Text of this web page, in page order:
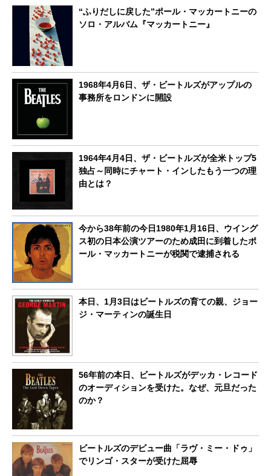
“ふりだしに戻した”ポール・マッカートニーの
ソロ・アルバム『マッカートニー』
1968年4月6日、ザ・ビートルズがアップルの
事務所をロンドンに開設
1964年4月4日、ザ・ビートルズが全米トップ5
独占～同時にチャート・インしたもう一つの理
由とは？
今から38年前の今日1980年1月16日、ウイング
ス初の日本公演ツアーのため成田に到着したポ
ール・マッカートニーが税関で逮捕される
本日、1月3日はビートルズの育ての親、ジョー
ジ・マーティンの誕生日
56年前の本日、ビートルズがデッカ・レコード
のオーディションを受けた。なぜ、元旦だった
のか？
ビートルズのデビュー曲「ラヴ・ミー・ドゥ」
でリンゴ・スターが受けた屈辱